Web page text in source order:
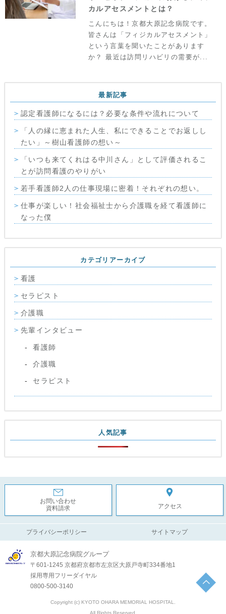
カルアセスメントとは？
こんにちは！京都大原記念病院です。
皆さんは「フィジカルアセスメント」
という言葉を聞いたことがあります
か？ 最近は訪問リハビリの需要が...
最新記事
認定看護師になるには？必要な条件や流れについて
「人の縁に恵まれた人生、私にできることでお返しし
たい」～樹山看護師の想い～
「いつも来てくれはる中川さん」として評価されるこ
とが訪問看護のやりがい
若手看護師2人の仕事現場に密着！それぞれの想い。
仕事が楽しい！社会福祉士から介護職を経て看護師に
なった僕
カテゴリアーカイブ
看護
セラピスト
介護職
先輩インタビュー
看護師
介護職
セラピスト
人気記事
お問い合わせ
資料請求
アクセス
プライバシーポリシー サイトマップ
京都大原記念病院グループ
〒601-1245 京都府京都市左京区大原戸寺町334番地1
採用専用フリーダイヤル
0800-500-3140
Copyright (c) KYOTO OHARA MEMORIAL HOSPITAL.
All Rights Reserved.